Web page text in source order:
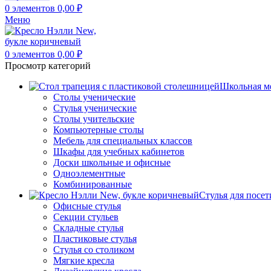
0 элементов 0,00 ₽
Меню
0 элементов 0,00 ₽
Просмотр категорий
Школьная
Столы ученические
Стулья ученические
Столы учительские
Компьютерные столы
Мебель для специальных классов
Шкафы для учебных кабинетов
Доски школьные и офисные
Одноэлементные
Комбинированные
Стулья для
Офисные стулья
Секции стульев
Складные стулья
Пластиковые стулья
Стулья со столиком
Мягкие кресла